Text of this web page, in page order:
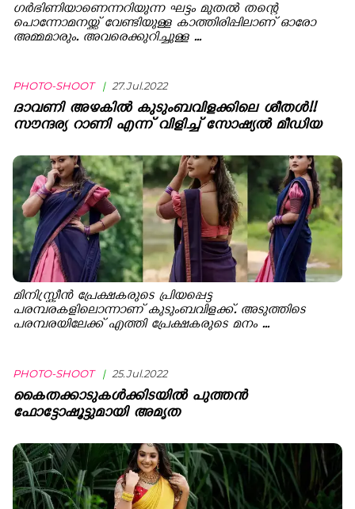
ഗര്‍ഭിണിയാണെന്നറിയുന്ന ഘട്ടം മുതല്‍ തന്റെ
പൊന്നോമനയ്ക്ക് വേണ്ടിയുള്ള കാത്തിരിപ്പിലാണ് ഓരോ
അമ്മമാരും. അവരെക്കുറിച്ചുള്ള ...
PHOTO-SHOOT | 27.Jul.2022
ദാവണി അഴകിൽ കുടുംബവിളക്കിലെ ശീതൾ!!
സൗന്ദര്യ റാണി എന്ന് വിളിച്ച് സോഷ്യൽ മീഡിയ
മിനിസ്ക്രീൻ പ്രേക്ഷകരുടെ പ്രിയപ്പെട്ട
പരമ്പരകളിലൊന്നാണ് കുടുംബവിളക്ക്. അടുത്തിടെ
പരമ്പരയിലേക്ക് എത്തി പ്രേക്ഷകരുടെ മനം ...
PHOTO-SHOOT | 25.Jul.2022
കൈതക്കാടുകൾക്കിടയിൽ പുത്തൻ
ഫോട്ടോഷൂട്ടുമായി അമൃത